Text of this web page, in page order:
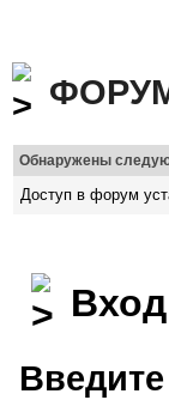
ФОРУМ
Обнаружены
Доступ в форум
Вход